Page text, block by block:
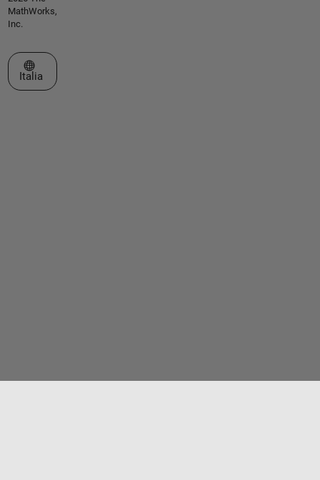
MathWorks,
Inc.
Seleziona un sito web
Italia